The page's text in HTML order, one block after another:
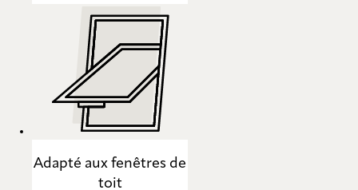
Adapté aux fenêtres de
toit